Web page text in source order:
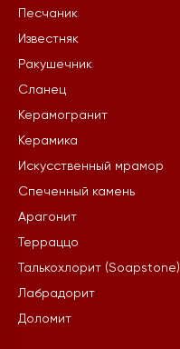
Песчаник
Известняк
Ракушечник
Сланец
Керамогранит
Керамика
Искусственный мрамор
Спеченный камень
Арагонит
Терраццо
Талькохлорит (Soapstone)
Лабрадорит
Доломит